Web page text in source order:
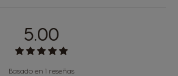
5.00
Basado en 1 reseñas